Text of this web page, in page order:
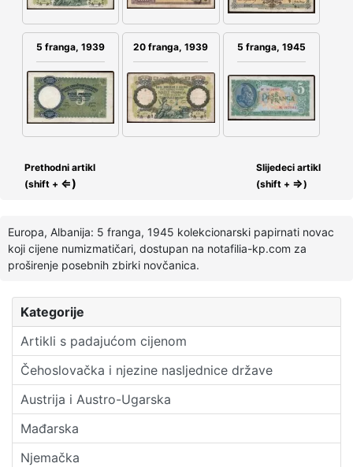
Kategorije
Artikli s padajućom cijenom
Čehoslovačka i njezine nasljednice države
Austrija i Austro-Ugarska
Mađarska
Njemačka
5 franga, 1939 20 franga, 1939 5 franga, 1945
Prethodni artikl
(shift + ⇐)
Slijedeci artikl
(shift + ⇒)
Europa, Albanija: 5 franga, 1945 kolekcionarski papirnati novac
koji cijene numizmatičari, dostupan na notafilia-kp.com za
proširenje posebnih zbirki novčanica.